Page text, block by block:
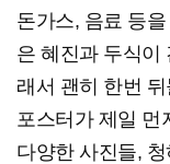
돈가스, 음료 등
은 혜진과 두식이
래서 괜히 한번
포스터가 제일 먼
다양한 사진들,